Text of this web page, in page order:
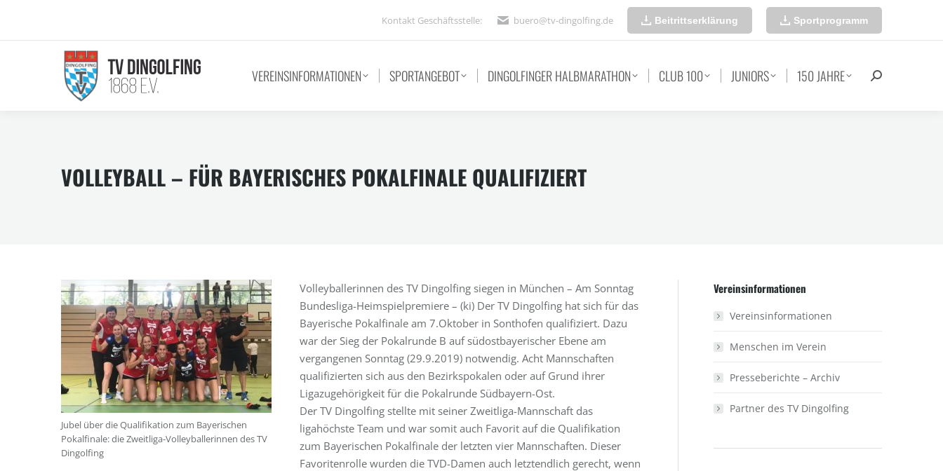
Kontakt Geschäftsstelle: buero@tv-dingolfing.de Beitrittserklärung Sportprogramm
VEREINSINFORMATIONEN SPORTANGEBOT DINGOLFINGER HALBMARATHON CLUB 100 JUNIORS 150 JAHRE Search:
VOLLEYBALL – FÜR BAYERISCHES POKALFINALE QUALIFIZIERT
Jubel über die Qualifikation zum Bayerischen
Pokalfinale: die Zweitliga-Volleyballerinnen des TV
Dingolfing
Volleyballerinnen des TV Dingolfing siegen in München – Am Sonntag
Bundesliga-Heimspielpremiere – (ki) Der TV Dingolfing hat sich für das
Bayerische Pokalfinale am 7.Oktober in Sonthofen qualifiziert. Dazu
war der Sieg der Pokalrunde B auf südostbayerischer Ebene am
vergangenen Sonntag (29.9.2019) notwendig. Acht Mannschaften
qualifizierten sich aus den Bezirkspokalen oder auf Grund ihrer
Ligazugehörigkeit für die Pokalrunde Südbayern-Ost.
Der TV Dingolfing stellte mit seiner Zweitliga-Mannschaft das
ligahöchste Team und war somit auch Favorit auf die Qualifikation
zum Bayerischen Pokalfinale der letzten vier Mannschaften. Dieser
Favoritenrolle wurden die TVD-Damen auch letztendlich gerecht, wenn
Vereinsinformationen
Vereinsinformationen
Menschen im Verein
Presseberichte – Archiv
Partner des TV Dingolfing